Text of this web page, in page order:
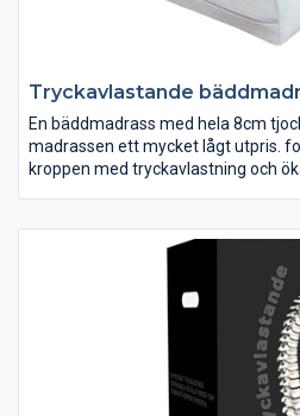
Tryckavlastande
En bäddmadrass med hela 8cm
madrassen ett mycket lågt utpris.
kroppen med tryckavlastning och